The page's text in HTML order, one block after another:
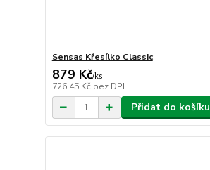
Sensas Křesílko Classic
879 Kč/ks
726,45 Kč bez DPH
Přidat do košíku